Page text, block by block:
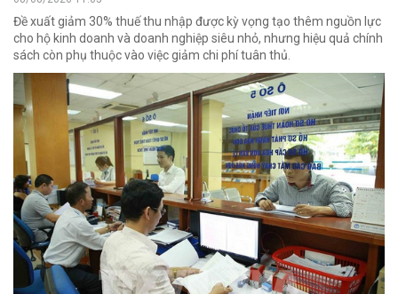
Đề xuất giảm 30% thuế thu nhập được kỳ vọng tạo thêm nguồn lực
cho hộ kinh doanh và doanh nghiệp siêu nhỏ, nhưng hiệu quả chính
sách còn phụ thuộc vào việc giảm chi phí tuân thủ.